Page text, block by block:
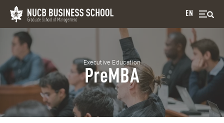
EN
Executive Education
PreMBA